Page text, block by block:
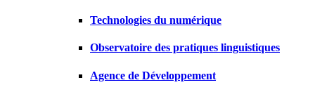
Technologies du numérique
Observatoire des pratiques linguistiques
Agence de Développement